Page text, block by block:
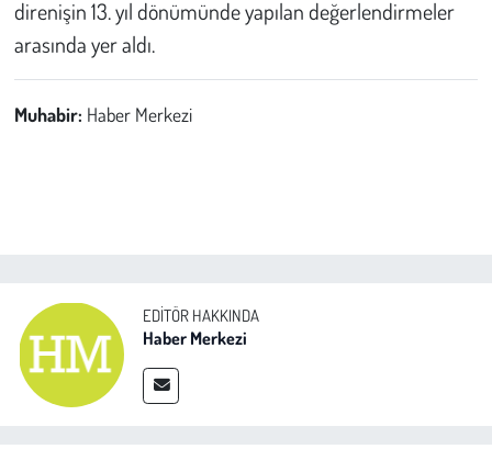
direnişin 13. yıl dönümünde yapılan değerlendirmeler
arasında yer aldı.
Muhabir: Haber Merkezi
EDITÖR HAKKINDA
Haber Merkezi